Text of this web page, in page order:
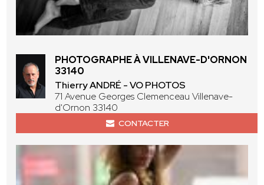
PHOTOGRAPHE À VILLENAVE-D'ORNON
33140
Thierry ANDRÉ - VO PHOTOS
71 Avenue Georges Clemenceau Villenave-
d'Ornon 33140
CONTACTER